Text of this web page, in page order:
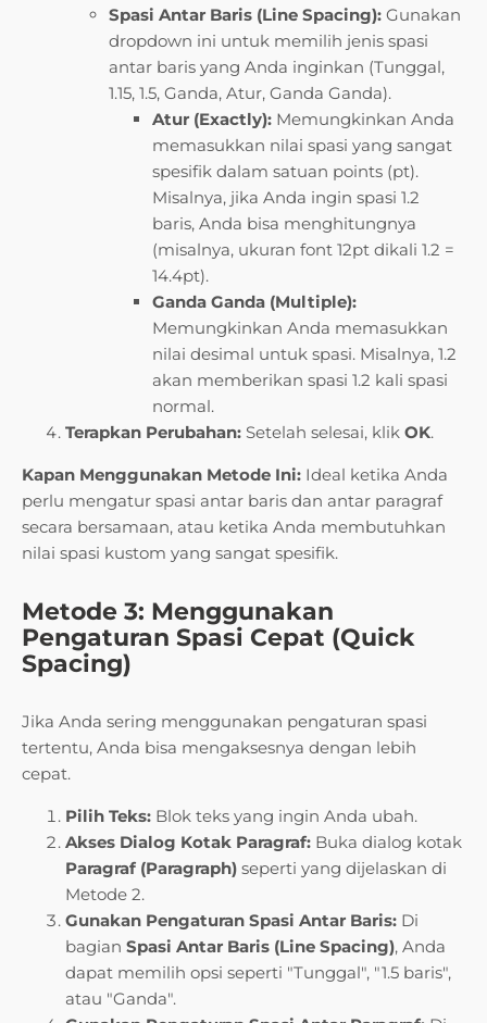
Spasi Antar Baris (Line Spacing): Gunakan
dropdown ini untuk memilih jenis spasi
antar baris yang Anda inginkan (Tunggal,
1.15, 1.5, Ganda, Atur, Ganda Ganda).
Atur (Exactly): Memungkinkan Anda
memasukkan nilai spasi yang sangat
spesifik dalam satuan points (pt).
Misalnya, jika Anda ingin spasi 1.2
baris, Anda bisa menghitungnya
(misalnya, ukuran font 12pt dikali 1.2 =
14.4pt).
Ganda Ganda (Multiple):
Memungkinkan Anda memasukkan
nilai desimal untuk spasi. Misalnya, 1.2
akan memberikan spasi 1.2 kali spasi
normal.
Terapkan Perubahan: Setelah selesai, klik OK.
Kapan Menggunakan Metode Ini: Ideal ketika Anda
perlu mengatur spasi antar baris dan antar paragraf
secara bersamaan, atau ketika Anda membutuhkan
nilai spasi kustom yang sangat spesifik.
Metode 3: Menggunakan
Pengaturan Spasi Cepat (Quick
Spacing)
Jika Anda sering menggunakan pengaturan spasi
tertentu, Anda bisa mengaksesnya dengan lebih
cepat.
Pilih Teks: Blok teks yang ingin Anda ubah.
Akses Dialog Kotak Paragraf: Buka dialog kotak
Paragraf (Paragraph) seperti yang dijelaskan di
Metode 2.
Gunakan Pengaturan Spasi Antar Baris: Di
bagian Spasi Antar Baris (Line Spacing), Anda
dapat memilih opsi seperti "Tunggal", "1.5 baris",
atau "Ganda".